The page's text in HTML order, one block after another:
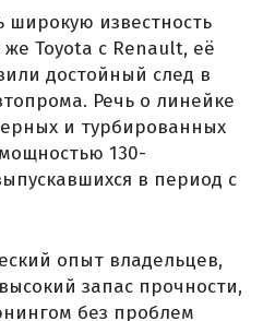
широкую известность
же Toyota с Renault, её
достойный след в
Речь о линейке
и турбированных
130-
в период с
опыт владельцев,
запас прочности,
без проблем